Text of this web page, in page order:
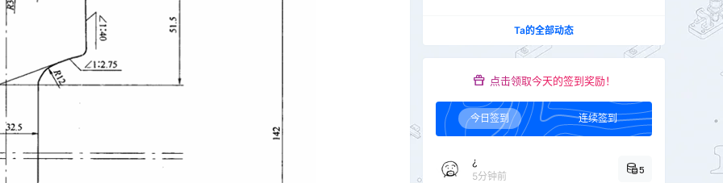
Ta的全部动态
点击领取今天的签到奖励！
今日签到 连续签到
¿
5分钟前
5